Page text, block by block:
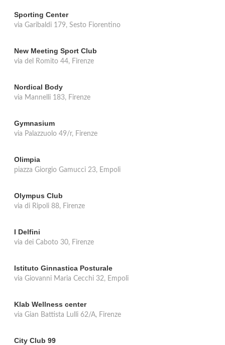
Sporting Center
via Garibaldi 179, Sesto Fiorentino
New Meeting Sport Club
via del Romito 44, Firenze
Nordical Body
via Mannelli 183, Firenze
Gymnasium
via Palazzuolo 49/r, Firenze
Olimpia
piazza Giorgio Gamucci 23, Empoli
Olympus Club
via di Ripoli 88, Firenze
I Delfini
via dei Caboto 30, Firenze
Istituto Ginnastica Posturale
via Giovanni Maria Cecchi 32, Empoli
Klab Wellness center
via Gian Battista Lulli 62/A, Firenze
City Club 99